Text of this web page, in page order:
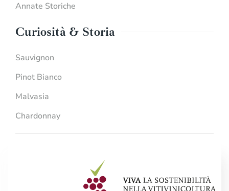
Annate Storiche
Curiosità & Storia
Sauvignon
Pinot Bianco
Malvasia
Chardonnay